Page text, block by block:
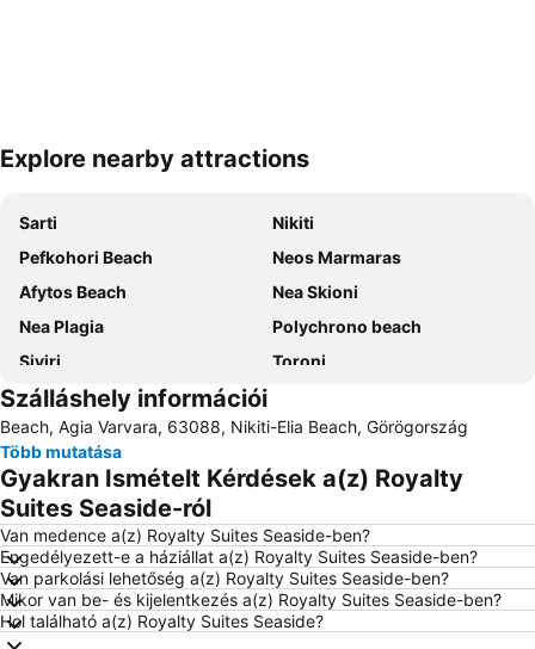
Nagy méretű térkép
Explore nearby attractions
Sarti
Nikiti
Pefkohori Beach
Neos Marmaras
Afytos Beach
Nea Skioni
Nea Plagia
Polychrono beach
Siviri
Toroni
Chalkidiki Proto Podi
Nea Potidaia
Tristinika
Kalogria Beach
Gerakini
Chalkidiki deutero podi
Karidi
Chaniotis
Ormos Panagias
Platanitsi
Historical Settlement of Arnaia
Stratoni
Stavros Dytiki
Elia 2
Szálláshely információi
Beach, Agia Varvara, 63088, Nikiti-Elia Beach, Görögország
Több mutatása
Gyakran Ismételt Kérdések a(z) Royalty
Suites Seaside-ról
Van medence a(z) Royalty Suites Seaside-ben?
Engedélyezett-e a háziállat a(z) Royalty Suites Seaside-ben?
Van parkolási lehetőség a(z) Royalty Suites Seaside-ben?
Mikor van be- és kijelentkezés a(z) Royalty Suites Seaside-ben?
Hol található a(z) Royalty Suites Seaside?